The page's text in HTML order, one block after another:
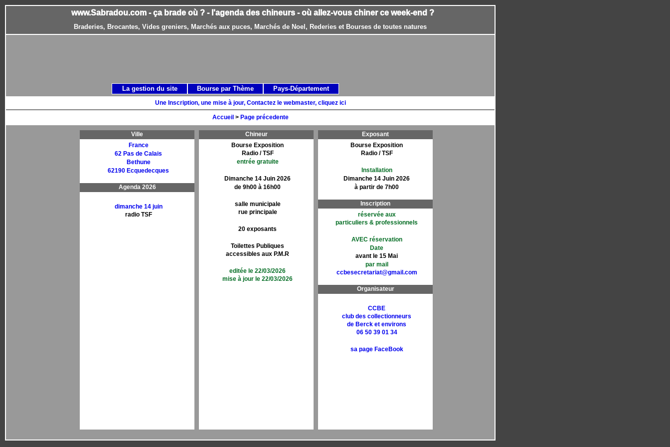
www.Sabradou.com - ça brade où ? - l'agenda des chineurs - où allez-vous chiner ce week-end ?
Braderies, Brocantes, Vides greniers, Marchés aux puces, Marchés de Noel, Rederies et Bourses de toutes natures
Une Inscription, une mise à jour, Contactez le webmaster, cliquez ici
Accueil > Page précedente
Ville
France
62 Pas de Calais
Bethune
62190 Ecquedecques
Agenda 2026
dimanche 14 juin
radio TSF
Chineur
Bourse Exposition
Radio / TSF
entrée gratuite
Dimanche 14 Juin 2026
de 9h00 à 16h00
salle municipale
rue principale
20 exposants
Toilettes Publiques
accessibles aux P.M.R
editée le 22/03/2026
mise à jour le 22/03/2026
Exposant
Bourse Exposition
Radio / TSF
Installation
Dimanche 14 Juin 2026
à partir de 7h00
Inscription
réservée aux
particuliers & professionnels
AVEC réservation
Date
avant le 15 Mai
par mail
ccbesecretariat@gmail.com
Organisateur
CCBE
club des collectionneurs
de Berck et environs
06 50 39 01 34
sa page FaceBook
La gestion du site Bourse par Thème Pays-Département